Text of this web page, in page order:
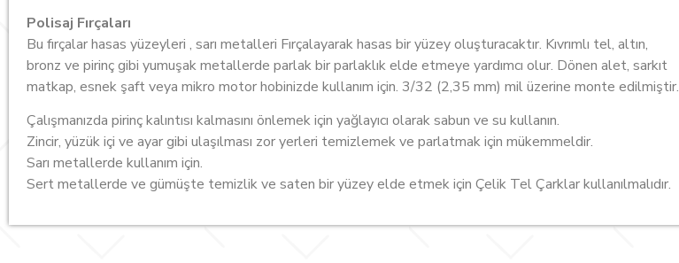
Polisaj Fırçaları
Bu fırçalar hasas yüzeyleri , sarı metalleri Fırçalayarak hasas bir yüzey oluşturacaktır. Kıvrımlı tel, altın,
bronz ve pirinç gibi yumuşak metallerde parlak bir parlaklık elde etmeye yardımcı olur. Dönen alet, sarkıt
matkap, esnek şaft veya mikro motor hobinizde kullanım için. 3/32 (2,35 mm) mil üzerine monte edilmiştir.
Çalışmanızda pirinç kalıntısı kalmasını önlemek için yağlayıcı olarak sabun ve su kullanın.
Zincir, yüzük içi ve ayar gibi ulaşılması zor yerleri temizlemek ve parlatmak için mükemmeldir.
Sarı metallerde kullanım için.
Sert metallerde ve gümüşte temizlik ve saten bir yüzey elde etmek için Çelik Tel Çarklar kullanılmalıdır.